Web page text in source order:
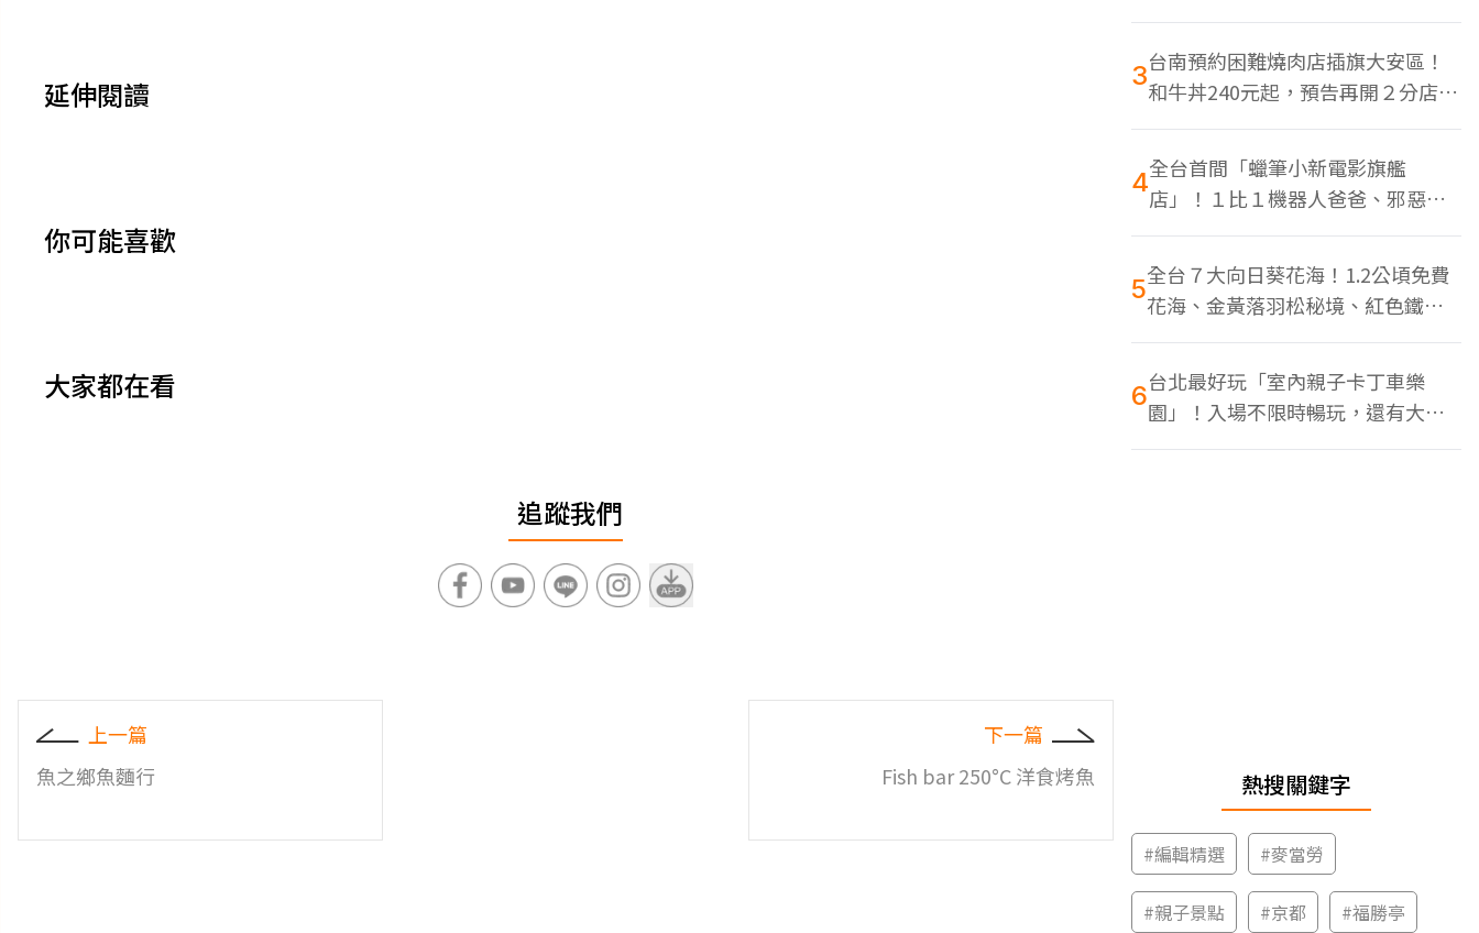
延伸閱讀
你可能喜歡
大家都在看
追蹤我們
上一篇
魚之鄉魚麵行
下一篇
Fish bar 250°C 洋食烤魚
色美食多
3台南預約困難燒肉店插旗大安區！
和牛丼240元起，預告再開２分店、
地點曝光
4全台首間「蠟筆小新電影旗艦
店」！１比１機器人爸爸、邪惡正
男，百款周邊買翻
5全台７大向日葵花海！1.2公頃免費
花海、金黃落羽松秘境、紅色鐵橋
同框
6台北最好玩「室內親子卡丁車樂
園」！入場不限時暢玩，還有大螢
幕Switch遊戲區
熱搜關鍵字
#編輯精選 #麥當勞
#親子景點 #京都 #福勝亭